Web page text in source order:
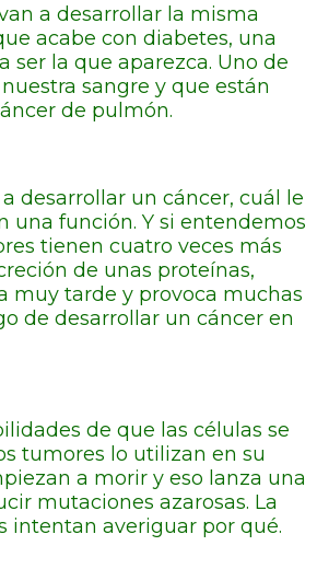
a desarrollar la misma
acabe con diabetes, una
ser la que aparezca. Uno de
sangre y que están
de pulmón.
desarrollar un cáncer, cuál le
una función. Y si entendemos
tienen cuatro veces más
de unas proteínas,
muy tarde y provoca muchas
de desarrollar un cáncer en
de que las células se
tumores lo utilizan en su
a morir y eso lanza una
mutaciones azarosas. La
intentan averiguar por qué.